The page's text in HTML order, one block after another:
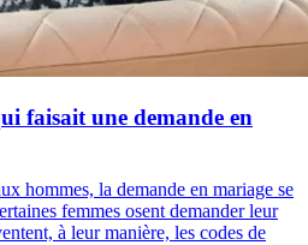
faisait une demande en
hommes, la demande en mariage se
femmes osent demander leur
à leur manière, les codes de